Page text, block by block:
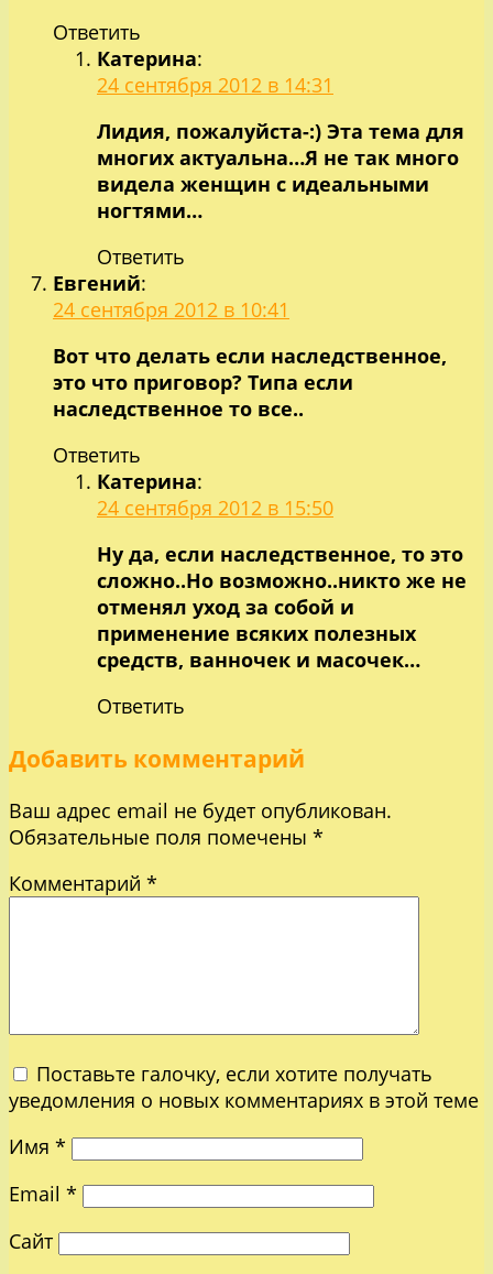
Ответить
Катерина:
24 сентября 2012 в 14:31
Лидия, пожалуйста-:) Эта тема для
многих актуальна…Я не так много
видела женщин с идеальными
ногтями…
Ответить
Евгений:
24 сентября 2012 в 10:41
Вот что делать если наследственное,
это что приговор? Типа если
наследственное то все..
Ответить
Катерина:
24 сентября 2012 в 15:50
Ну да, если наследственное, то это
сложно..Но возможно..никто же не
отменял уход за собой и
применение всяких полезных
средств, ванночек и масочек…
Ответить
Добавить комментарий
Ваш адрес email не будет опубликован.
Обязательные поля помечены *
Комментарий *
Поставьте галочку, если хотите получать
уведомления о новых комментариях в этой теме
Имя *
Email *
Сайт